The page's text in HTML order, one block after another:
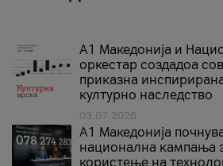
А1 Македонија и
оркестар создадоа
приказна
културно наследство
03.07.2026
A1 Македонија
национална кампања
користење на